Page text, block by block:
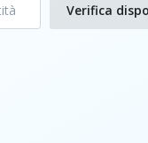
Verifica